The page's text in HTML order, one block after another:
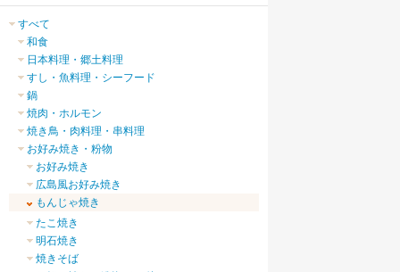
すべて
和食
日本料理・郷土料理
すし・魚料理・シーフード
鍋
焼肉・ホルモン
焼き鳥・肉料理・串料理
お好み焼き・粉物
お好み焼き
広島風お好み焼き
もんじゃ焼き
たこ焼き
明石焼き
焼きそば